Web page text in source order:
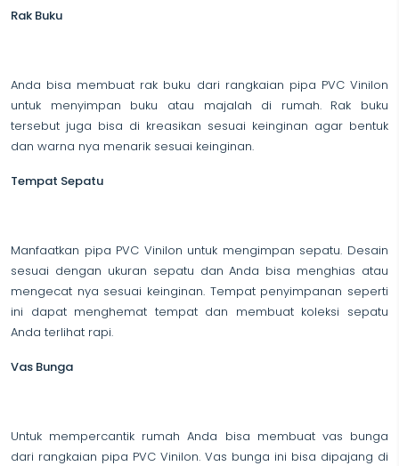
Rak Buku
Anda bisa membuat rak buku dari rangkaian pipa PVC Vinilon
untuk menyimpan buku atau majalah di rumah. Rak buku
tersebut juga bisa di kreasikan sesuai keinginan agar bentuk
dan warna nya menarik sesuai keinginan.
Tempat Sepatu
Manfaatkan pipa PVC Vinilon untuk mengimpan sepatu. Desain
sesuai dengan ukuran sepatu dan Anda bisa menghias atau
mengecat nya sesuai keinginan. Tempat penyimpanan seperti
ini dapat menghemat tempat dan membuat koleksi sepatu
Anda terlihat rapi.
Vas Bunga
Untuk mempercantik rumah Anda bisa membuat vas bunga
dari rangkaian pipa PVC Vinilon. Vas bunga ini bisa dipajang di